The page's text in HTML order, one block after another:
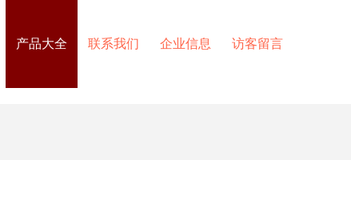
产品大全 联系我们 企业信息 访客留言